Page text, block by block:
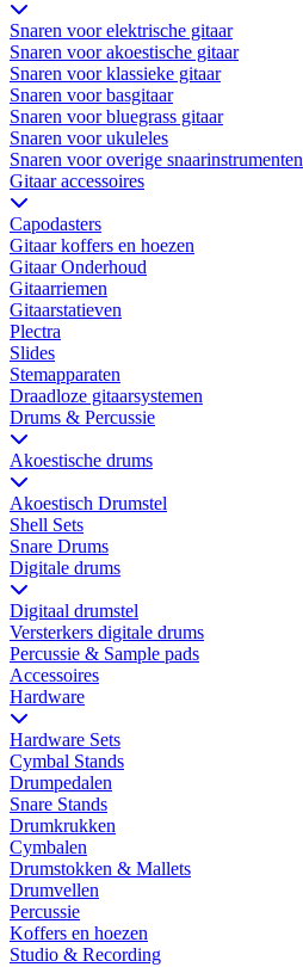
Snaren voor elektrische gitaar
Snaren voor akoestische gitaar
Snaren voor klassieke gitaar
Snaren voor basgitaar
Snaren voor bluegrass gitaar
Snaren voor ukuleles
Snaren voor overige snaarinstrumenten
Gitaar accessoires
Capodasters
Gitaar koffers en hoezen
Gitaar Onderhoud
Gitaarriemen
Gitaarstatieven
Plectra
Slides
Stemapparaten
Draadloze gitaarsystemen
Drums & Percussie
Akoestische drums
Akoestisch Drumstel
Shell Sets
Snare Drums
Digitale drums
Digitaal drumstel
Versterkers digitale drums
Percussie & Sample pads
Accessoires
Hardware
Hardware Sets
Cymbal Stands
Drumpedalen
Snare Stands
Drumkrukken
Cymbalen
Drumstokken & Mallets
Drumvellen
Percussie
Koffers en hoezen
Studio & Recording